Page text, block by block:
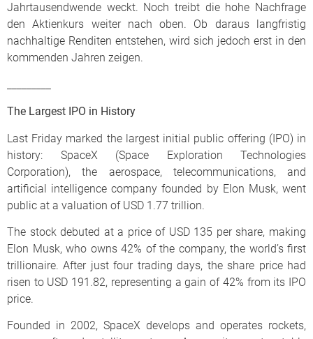
Jahrtausendwende weckt. Noch treibt die hohe Nachfrage
den Aktienkurs weiter nach oben. Ob daraus langfristig
nachhaltige Renditen entstehen, wird sich jedoch erst in den
kommenden Jahren zeigen.
The Largest IPO in History
Last Friday marked the largest initial public offering (IPO) in
history: SpaceX (Space Exploration Technologies
Corporation), the aerospace, telecommunications, and
artificial intelligence company founded by Elon Musk, went
public at a valuation of USD 1.77 trillion.
The stock debuted at a price of USD 135 per share, making
Elon Musk, who owns 42% of the company, the world’s first
trillionaire. After just four trading days, the share price had
risen to USD 191.82, representing a gain of 42% from its IPO
price.
Founded in 2002, SpaceX develops and operates rockets,